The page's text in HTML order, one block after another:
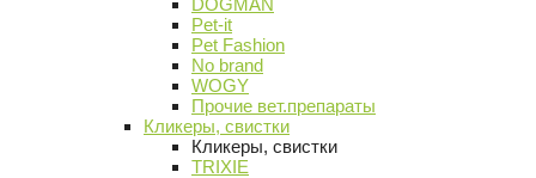
DOGMAN
Pet-it
Pet Fashion
No brand
WOGY
Прочие вет.препараты
Кликеры, свистки
Кликеры, свистки
TRIXIE